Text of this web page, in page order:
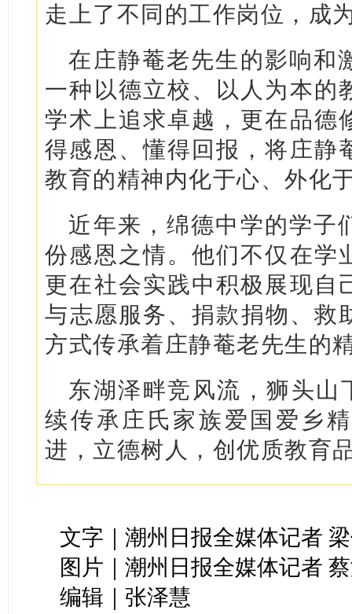
走上了不同的工作岗位，成
在庄静菴老先生的影响和
一种以德立校、以人为本的
学术上追求卓越，更在品德
得感恩、懂得回报，将庄静
教育的精神内化于心、外化
近年来，绵德中学的学子
份感恩之情。他们不仅在学
更在社会实践中积极展现自
与志愿服务、捐款捐物、
方式传承着庄静菴老先生的
东湖泽畔竞风流，狮头山
续传承庄氏家族爱国爱乡
进，立德树人，创优质教育
文字｜潮州日报全媒体记者
图片｜潮州日报全媒体记者
编辑｜张泽慧